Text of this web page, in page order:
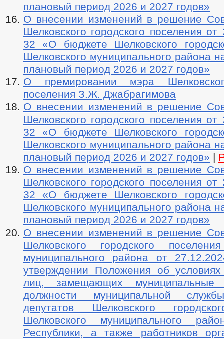
плановый период 2026 и 2027 годов»
О внесении изменений в решение
Шелковского городского поселения
32 «О бюджете Шелковского
Шелковского муниципального района
плановый период 2026 и 2027 годов»
О премировании мэра
поселения З.Ж. Джабрагимова
О внесении изменений в решение
Шелковского городского поселения
32 «О бюджете Шелковского
Шелковского муниципального района
плановый период 2026 и 2027 годов» |
О внесении изменений в решение
Шелковского городского поселения
32 «О бюджете Шелковского
Шелковского муниципального района
плановый период 2026 и 2027 годов»
О внесении изменений в решение
Шелковского городского
муниципального района от
утверждении Положения об
лиц, замещающих муниципальные
должности муниципальной
депутатов Шелковского
Шелковского муниципального
Республики, а также работников